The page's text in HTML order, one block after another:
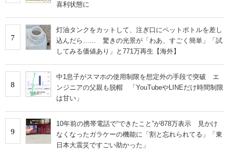
喜利状態に
7
灯油タンクをカットして、注ぎ口にペットボトルを差し
込んだら…… 驚きの光景が「わあ、すごく簡単」「試
してみる価値あり」と771万再生【海外】
8
中1息子がスマホの使用制限を想定外の手段で突破 エ
ンジニアの父親も脱帽 「YouTubeやLINEだけ時間制限
は甘い」
9
10年前の携帯電話で“できたこと”が878万表示 見かけ
なくなったガラケーの機能に「割と忘れられてる」「東
日本大震災ですごい助かった」